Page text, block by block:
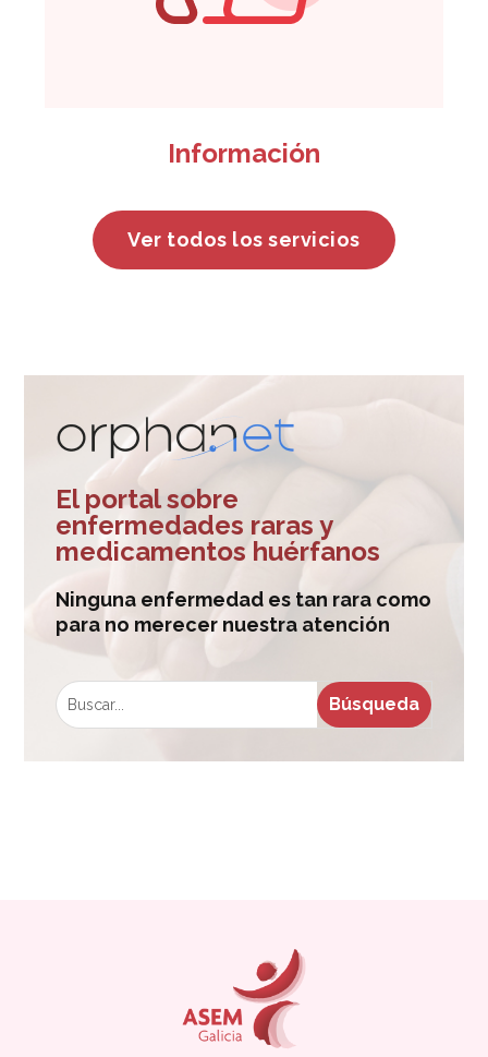
Información
Ver todos los servicios
El portal sobre
enfermedades raras y
medicamentos huérfanos
Ninguna enfermedad es tan rara como
para no merecer nuestra atención